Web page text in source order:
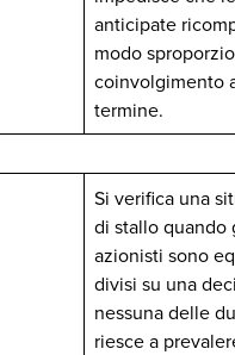
anticipate
modo
coinvolgimento
termine.
Si verifica una
di stallo quando
azionisti sono
divisi su una
nessuna delle
riesce a